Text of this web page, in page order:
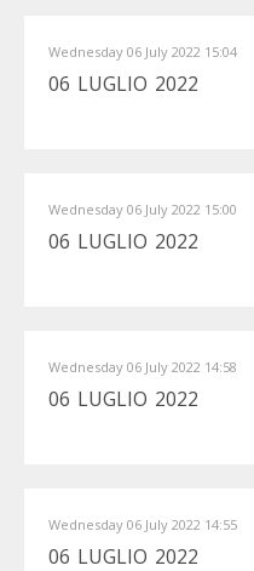
Wednesday 06 July 2022 15:04
06 LUGLIO 2022
Wednesday 06 July 2022 15:00
06 LUGLIO 2022
Wednesday 06 July 2022 14:58
06 LUGLIO 2022
Wednesday 06 July 2022 14:55
06 LUGLIO 2022